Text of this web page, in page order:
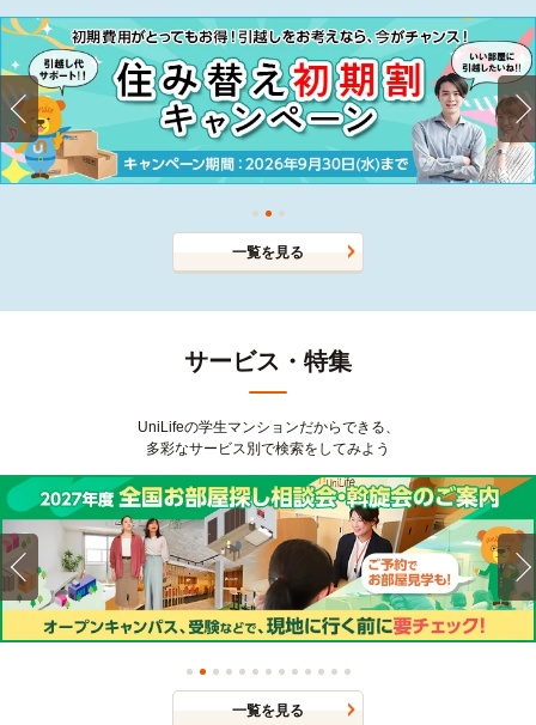
一覧を見る
サービス・特集
UniLifeの学生マンションだからできる、
多彩なサービス別で検索をしてみよう
一覧を見る